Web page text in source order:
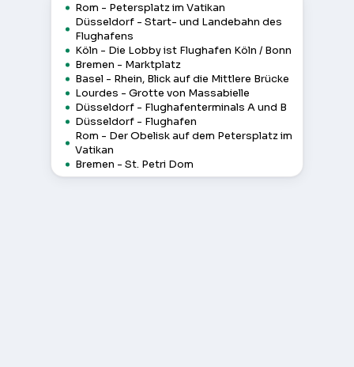
Rom - Petersplatz im Vatikan
Düsseldorf - Start- und Landebahn des
Flughafens
Köln - Die Lobby ist Flughafen Köln / Bonn
Bremen - Marktplatz
Basel - Rhein, Blick auf die Mittlere Brücke
Lourdes - Grotte von Massabielle
Düsseldorf - Flughafenterminals A und B
Düsseldorf - Flughafen
Rom - Der Obelisk auf dem Petersplatz im
Vatikan
Bremen - St. Petri Dom